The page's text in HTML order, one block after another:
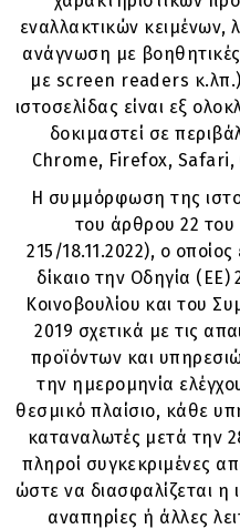
εναλλακτικών κειμένων,
ανάγνωση με
με screen readers
ιστοσελίδας είναι εξ
δοκιμαστεί σε
Chrome, Firefox,
Η συμμόρφωση της
του άρθρου 22
215/18.11.2022), ο
δίκαιο την Οδηγία
Κοινοβουλίου και του
2019 σχετικά με τις
προϊόντων και
την ημερομηνία
θεσμικό πλαίσιο, κάθε
καταναλωτές μετά την
πληροί συγκεκριμένες
ώστε να διασφαλίζεται
αναπηρίες ή άλλες